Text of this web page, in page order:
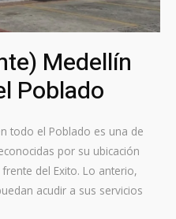
Medellín
Poblado
todo el Poblado es una de
por su ubicación
del Exito. Lo anterio,
acudir a sus servicios